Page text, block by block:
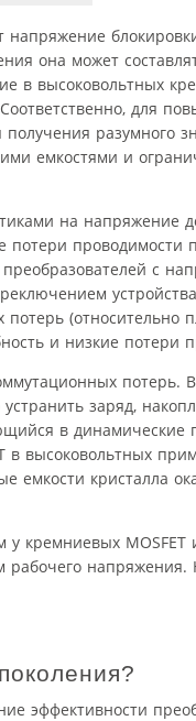
напряжение
она может
в высоковольтных
для
разумного
емкостями и
на напряжение
потери проводимости
с
(относительно
и низкие потери
потерь.
заряд,
в динамические
в высоковольтных
емкости кристалла
кремниевых MOSFET
рабочего напряжения.
эффективности